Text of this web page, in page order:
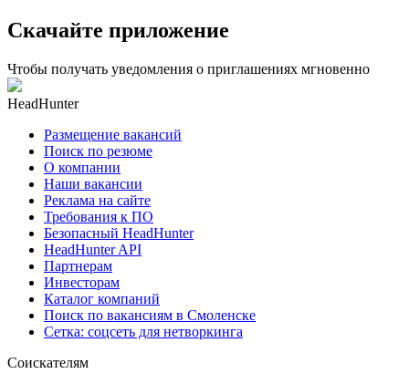
Скачайте приложение
Чтобы получать уведомления о приглашениях мгновенно
HeadHunter
Размещение вакансий
Поиск по резюме
О компании
Наши вакансии
Реклама на сайте
Требования к ПО
Безопасный HeadHunter
HeadHunter API
Партнерам
Инвесторам
Каталог компаний
Поиск по вакансиям в Смоленске
Сетка: соцсеть для нетворкинга
Соискателям